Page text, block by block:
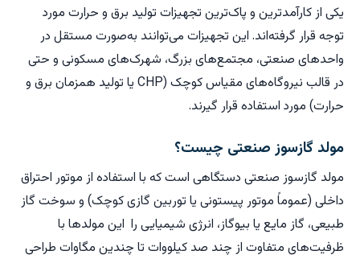
یکی از کارآمدترین و پاک‌ترین تجهیزات تولید برق و حرارت مورد
توجه قرار گرفته‌اند. این تجهیزات می‌توانند به‌صورت مستقل در
واحدهای صنعتی، مجتمع‌های بزرگ، شهرک‌های مسکونی و حتی
در قالب نیروگاه‌های مقیاس کوچک (CHP یا تولید همزمان برق و
حرارت) مورد استفاده قرار گیرند.
مولد گازسوز صنعتی چیست؟
مولد گازسوز صنعتی دستگاهی است که با استفاده از موتور احتراق
داخلی (عموماً موتور پیستونی یا توربین گازی کوچک) و سوخت گاز
طبیعی، گاز مایع یا بیوگاز، انرژی شیمیایی را این مولدها با
ظرفیت‌های متفاوت از چند صد کیلووات تا چندین مگاوات طراحی